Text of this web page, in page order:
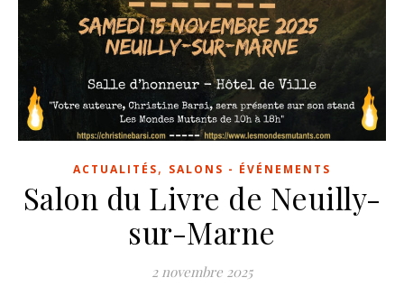
ACTUALITÉS, SALONS - ÉVÉNEMENTS
Salon du Livre de Neuilly-
sur-Marne
2 novembre 2025